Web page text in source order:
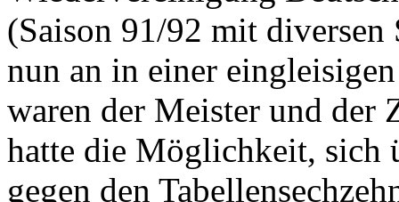
(Saison 91/92 mit
nun an in einer
waren der Meister und der
hatte die Möglichkeit, sich
gegen den